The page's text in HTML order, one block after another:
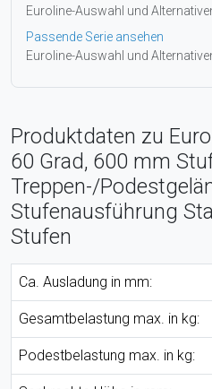
Euroline-Auswahl und
Passende Serie ansehen
Euroline-Auswahl und
Produktdaten zu
60 Grad, 600 mm
Treppen-/
Stufenausführung
Stufen
Ca. Ausladung in mm:
Gesamtbelastung max. in kg:
Podestbelastung max. in kg: